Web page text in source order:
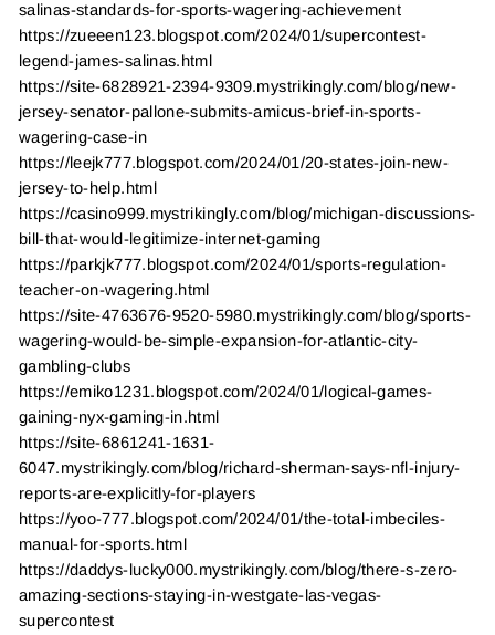
salinas-standards-for-sports-wagering-achievement
https://zueeen123.blogspot.com/2024/01/supercontest-
legend-james-salinas.html
https://site-6828921-2394-9309.mystrikingly.com/blog/new-
jersey-senator-pallone-submits-amicus-brief-in-sports-
wagering-case-in
https://leejk777.blogspot.com/2024/01/20-states-join-new-
jersey-to-help.html
https://casino999.mystrikingly.com/blog/michigan-discussions-
bill-that-would-legitimize-internet-gaming
https://parkjk777.blogspot.com/2024/01/sports-regulation-
teacher-on-wagering.html
https://site-4763676-9520-5980.mystrikingly.com/blog/sports-
wagering-would-be-simple-expansion-for-atlantic-city-
gambling-clubs
https://emiko1231.blogspot.com/2024/01/logical-games-
gaining-nyx-gaming-in.html
https://site-6861241-1631-
6047.mystrikingly.com/blog/richard-sherman-says-nfl-injury-
reports-are-explicitly-for-players
https://yoo-777.blogspot.com/2024/01/the-total-imbeciles-
manual-for-sports.html
https://daddys-lucky000.mystrikingly.com/blog/there-s-zero-
amazing-sections-staying-in-westgate-las-vegas-
supercontest